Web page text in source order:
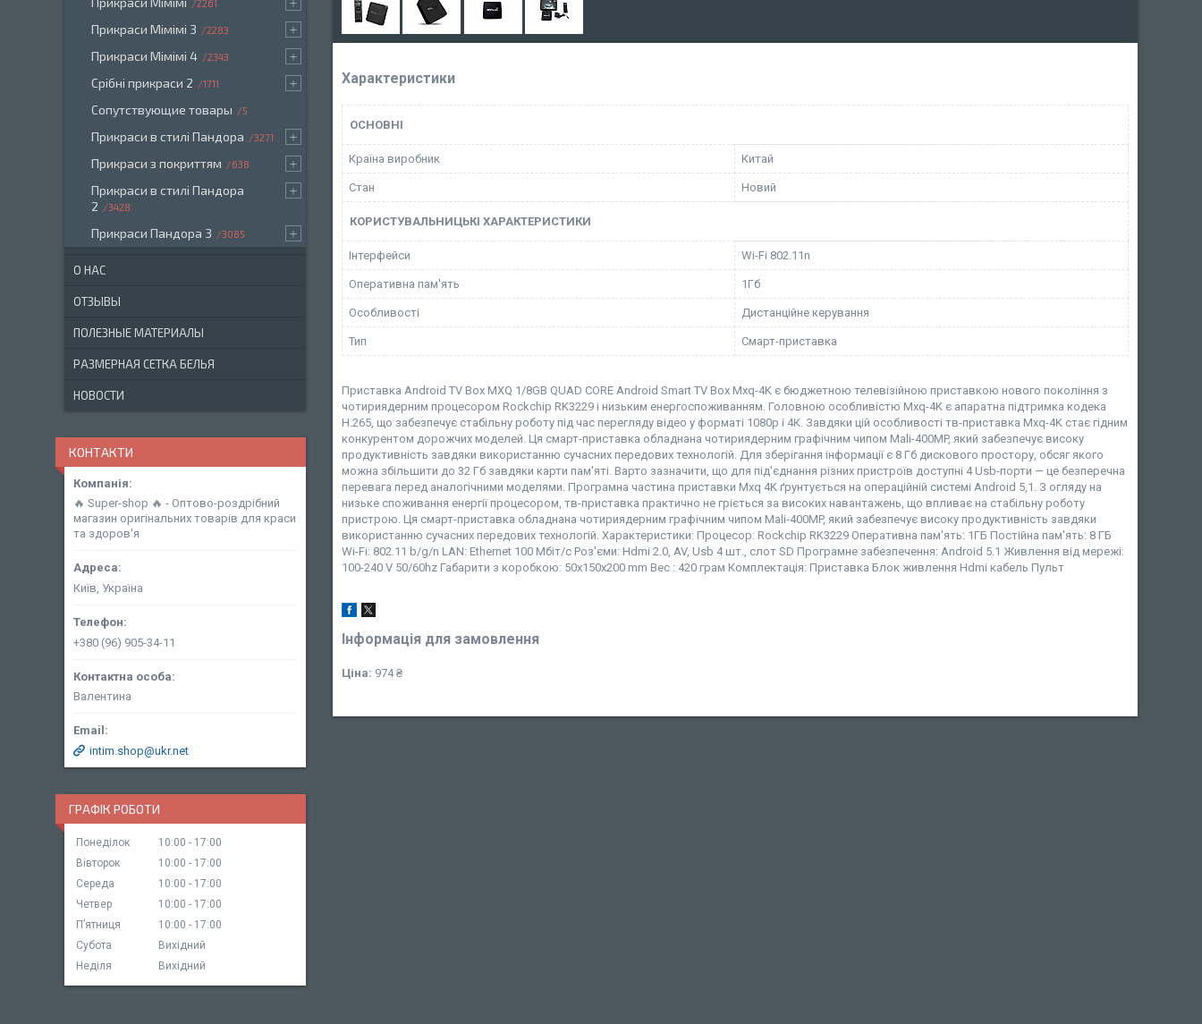
Характеристики
ОСНОВНІ
Країна виробник Китай
Стан Новий
КОРИСТУВАЛЬНИЦЬКІ ХАРАКТЕРИСТИКИ
Інтерфейси Wi-Fi 802.11n
Оперативна пам'ять 1Гб
Особливості Дистанційне керування
Тип Смарт-приставка
Приставка Android TV Box MXQ 1/8GB QUAD CORE Android Smart TV Box Mxq-4K є бюджетною телевізійною приставкою нового покоління з
чотириядерним процесором Rockchip RK3229 і низьким енергоспоживанням. Головною особливістю Mxq-4K є апаратна підтримка кодека
H.265, що забезпечує стабільну роботу під час перегляду відео у форматі 1080p і 4К. Завдяки цій особливості тв-приставка Mxq-4K стає гідним
конкурентом дорожчих моделей. Ця смарт-приставка обладнана чотириядерним графічним чипом Mali-400MP, який забезпечує високу
продуктивність завдяки використанню сучасних передових технологій. Для зберігання інформації є 8 Гб дискового простору, обсяг якого
можна збільшити до 32 Гб завдяки карти пам'яті. Варто зазначити, що для під'єднання різних пристроїв доступні 4 Usb-порти — це безперечна
перевага перед аналогічними моделями. Програмна частина приставки Mxq 4K ґрунтується на операційній системі Android 5,1. З огляду на
низьке споживання енергії процесором, тв-приставка практично не гріється за високих навантажень, що впливає на стабільну роботу
пристрою. Ця смарт-приставка обладнана чотириядерним графічним чипом Mali-400MP, який забезпечує високу продуктивність завдяки
використанню сучасних передових технологій. Характеристики: Процесор: Rockchip RK3229 Оперативна пам'ять: 1ГБ Постійна пам'ять: 8 ГБ
Wi-Fi: 802.11 b/g/n LAN: Ethernet 100 Мбіт/с Роз'єми: Hdmi 2.0, AV, Usb 4 шт., слот SD Програмне забезпечення: Android 5.1 Живлення від мережі:
100-240 V 50/60hz Габарити з коробкою: 50х150х200 mm Вес : 420 грам Комплектація: Приставка Блок живлення Hdmi кабель Пульт
Інформація для замовлення
Ціна: 974 ₴
2261
Прикраси Мімімі 3 2283
Прикраси Мімімі 4 2343
Срібні прикраси 2 1711
Сопутствующие товары 5
Прикраси в стилі Пандора 3271
Прикраси з покриттям 638
Прикраси в стилі Пандора
2
3428
Прикраси Пандора 3 3085
О НАС
ОТЗЫВЫ
ПОЛЕЗНЫЕ МАТЕРИАЛЫ
РАЗМЕРНАЯ СЕТКА БЕЛЬЯ
НОВОСТИ
КОНТАКТИ
🔥 Super-shop 🔥 - Оптово-роздрібний
магазин оригінальних товарів для краси
та здоров'я
Київ, Україна
+380 (96) 905-34-11
Валентина
intim.shop@ukr.net
ГРАФІК РОБОТИ
Понеділок 10:00
17:00
Вівторок
10:00
17:00
Середа
10:00
17:00
Четвер
10:00
17:00
Пʼятниця
10:00
17:00
Субота
Вихідний
Неділя
Вихідний